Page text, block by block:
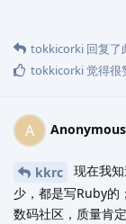
tokkicorki 回复了
tokkicorki觉得很
A
kkrc
现在我
少，都是写Ruby的
数码社区，质量肯